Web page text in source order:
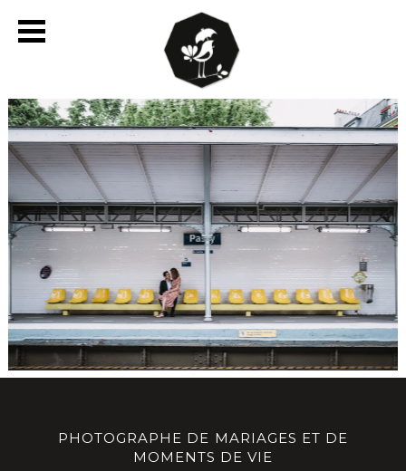
PHOTOGRAPHE DE MARIAGES ET DE
MOMENTS DE VIE